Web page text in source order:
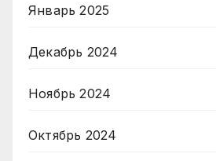
Январь 2025
Декабрь 2024
Ноябрь 2024
Октябрь 2024